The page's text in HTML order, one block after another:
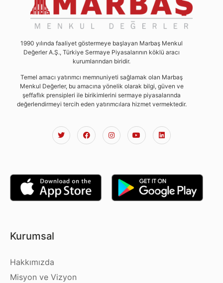
1990 yılında faaliyet göstermeye başlayan Marbaş Menkul
Değerler A.Ş., Türkiye Sermaye Piyasalarının köklü aracı
kurumlarından biridir.
Temel amacı yatırımcı memnuniyeti sağlamak olan Marbaş
Menkul Değerler, bu amacına yönelik olarak bilgi, güven ve
şeffaflık prensipleri ile birikimlerini sermaye piyasalarında
değerlendirmeyi tercih eden yatırımcılara hizmet vermektedir.
Kurumsal
Hakkımızda
Misyon ve Vizyon